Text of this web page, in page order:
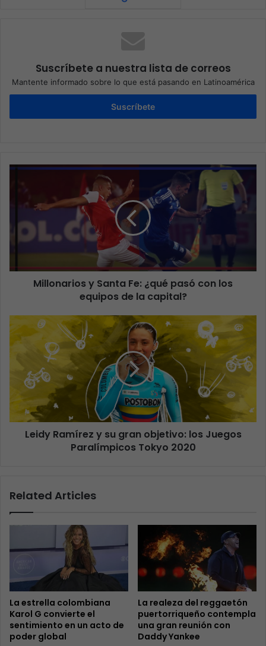
Suscríbete a nuestra lista de correos
Mantente informado sobre lo que está pasando en Latinoamérica
Suscríbete
Millonarios y Santa Fe: ¿qué pasó con los
equipos de la capital?
Leidy Ramírez y su gran objetivo: los Juegos
Paralímpicos Tokyo 2020
Related Articles
La estrella colombiana
Karol G convierte el
sentimiento en un acto de
poder global
La realeza del reggaetón
puertorriqueño contempla
una gran reunión con
Daddy Yankee